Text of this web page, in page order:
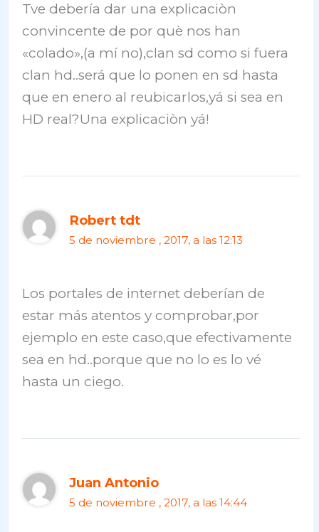
Tve debería dar una explicaciòn
convincente de por què nos han
«colado»,(a mí no),clan sd como si fuera
clan hd..será que lo ponen en sd hasta
que en enero al reubicarlos,yá si sea en
HD real?Una explicaciòn yá!
Robert tdt
5 de noviembre , 2017, a las 12:13
Los portales de internet deberían de
estar más atentos y comprobar,por
ejemplo en este caso,que efectivamente
sea en hd..porque que no lo es lo vé
hasta un ciego.
Juan Antonio
5 de noviembre , 2017, a las 14:44